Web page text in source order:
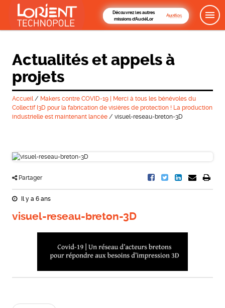
Découvrez les autres
missions d'AudéLor
Actualités et appels à
projets
Accueil/ Makers contre COVID-19 | Merci à tous les bénévoles du
Collectif I3D pour la fabrication de visières de protection ! La production
industrielle est maintenant lancée/ visuel-reseau-breton-3D
Partager
Il y a 6 ans
visuel-reseau-breton-3D